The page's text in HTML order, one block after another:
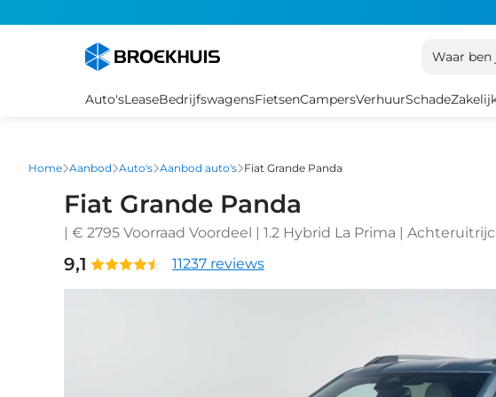
Waar ben
Auto'sLeaseBedrijfswagensFietsenCampersVerhuurSchade
Home Aanbod Auto's Aanbod auto's Fiat Grande Panda
Fiat Grande Panda
| € 2795 Voorraad Voordeel | 1.2 Hybrid La Prima |
9,1 11237 reviews